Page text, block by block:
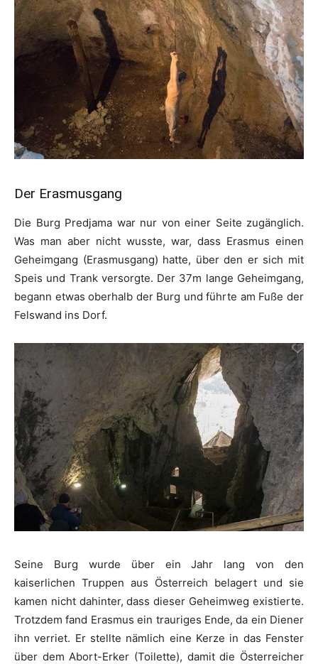
Der Erasmusgang
Die Burg Predjama war nur von einer Seite zugänglich.
Was man aber nicht wusste, war, dass Erasmus einen
Geheimgang (Erasmusgang) hatte, über den er sich mit
Speis und Trank versorgte. Der 37m lange Geheimgang,
begann etwas oberhalb der Burg und führte am Fuße der
Felswand ins Dorf.
Seine Burg wurde über ein Jahr lang von den
kaiserlichen Truppen aus Österreich belagert und sie
kamen nicht dahinter, dass dieser Geheimweg existierte.
Trotzdem fand Erasmus ein trauriges Ende, da ein Diener
ihn verriet. Er stellte nämlich eine Kerze in das Fenster
über dem Abort-Erker (Toilette), damit die Österreicher